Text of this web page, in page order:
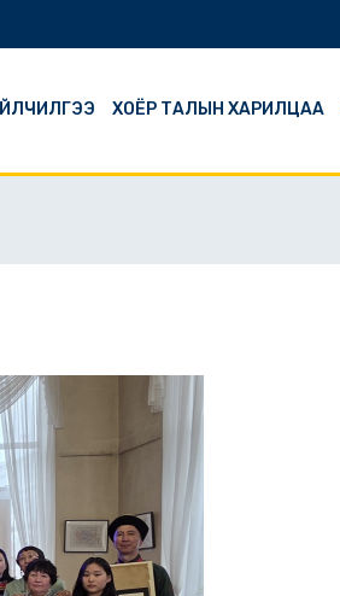
ХОЁР ТАЛЫН ХАРИЛЦАА